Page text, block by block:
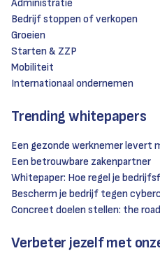
Administratie
Bedrijf stoppen of verkopen
Groeien
Starten & ZZP
Mobiliteit
Internationaal ondernemen
Trending whitepapers
Een gezonde werknemer levert
Een betrouwbare zakenpartner
Whitepaper: Hoe regel je
Bescherm je bedrijf tegen
Concreet doelen stellen: the
Verbeter jezelf met